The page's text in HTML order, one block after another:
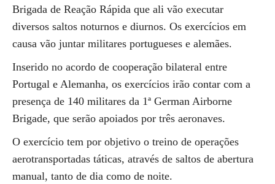
Brigada de Reação Rápida que ali vão executar
diversos saltos noturnos e diurnos. Os exercícios em
causa vão juntar militares portugueses e alemães.
Inserido no acordo de cooperação bilateral entre
Portugal e Alemanha, os exercícios irão contar com a
presença de 140 militares da 1ª German Airborne
Brigade, que serão apoiados por três aeronaves.
O exercício tem por objetivo o treino de operações
aerotransportadas táticas, através de saltos de abertura
manual, tanto de dia como de noite.